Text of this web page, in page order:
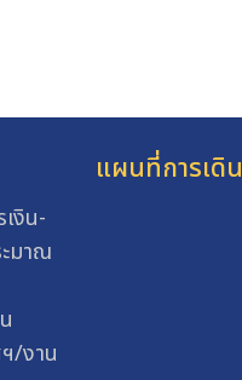
งิน-
มาณ
/งาน
แผนที่การเดิ